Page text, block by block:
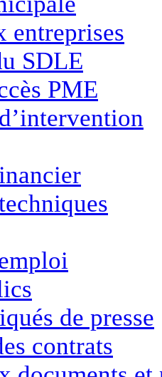
entreprises
SDLE
PME
de presse
contrats